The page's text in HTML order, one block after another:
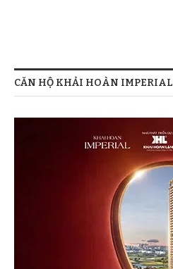
CĂN HỘ KHẢI HOÀN IMPERIAL